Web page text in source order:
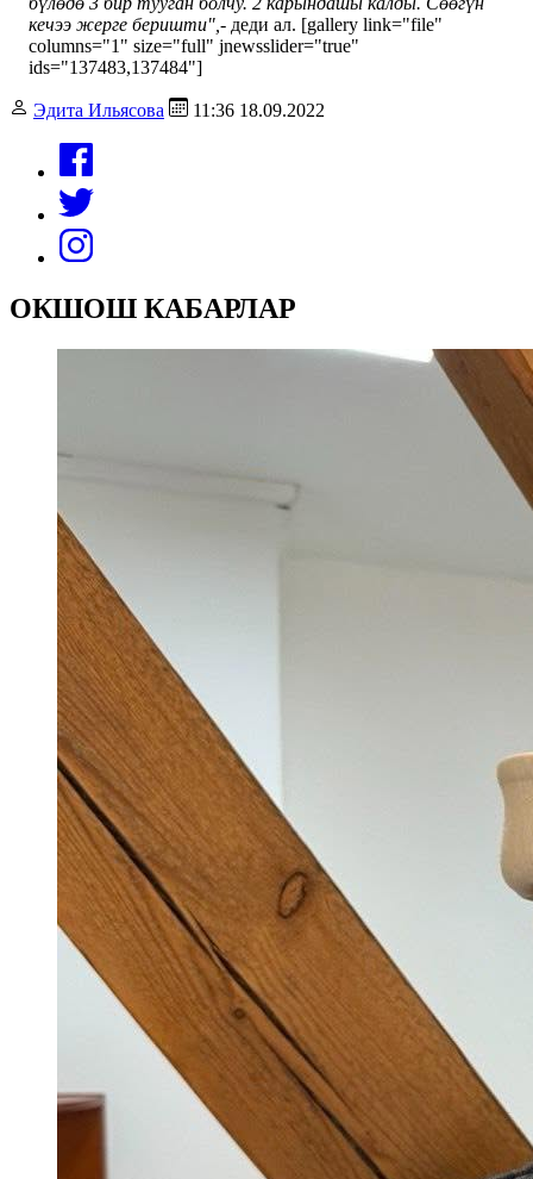
кечээ жерге беришти",- деди ал. [gallery link="file"
columns="1" size="full" jnewsslider="true"
ids="137483,137484"]
Эдита Ильясова 11:36 18.09.2022
ОКШОШ КАБАРЛАР